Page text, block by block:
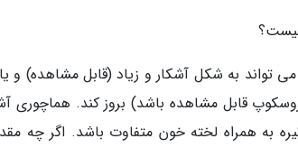
می تواند به شکل آشکار و زیاد (قابل مشاهده)
قابل مشاهده باشد) بروز کند. هماچوری
به همراه لخته خون متفاوت باشد. اگر چه